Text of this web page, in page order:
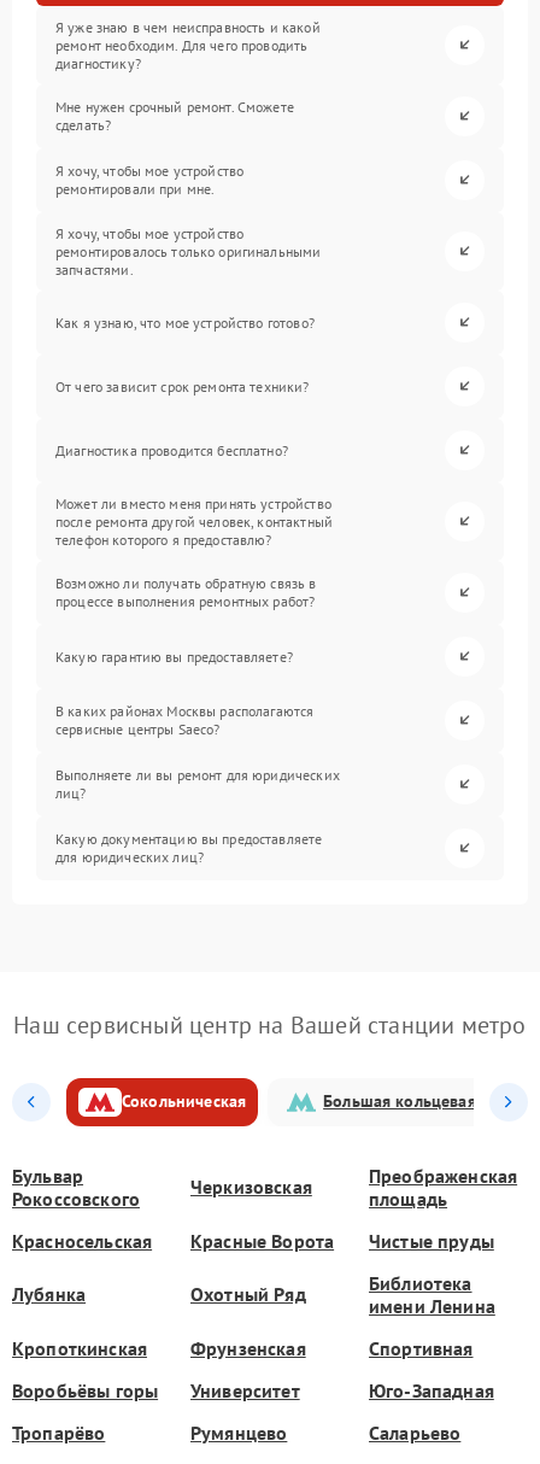
Я уже знаю в чем неисправность и какой
ремонт необходим. Для чего проводить
диагностику?
Мне нужен срочный ремонт. Сможете
сделать?
Я хочу, чтобы мое устройство
ремонтировали при мне.
Я хочу, чтобы мое устройство
ремонтировалось только оригинальными
запчастями.
Как я узнаю, что мое устройство готово?
От чего зависит срок ремонта техники?
Диагностика проводится бесплатно?
Может ли вместо меня принять устройство
после ремонта другой человек, контактный
телефон которого я предоставлю?
Возможно ли получать обратную связь в
процессе выполнения ремонтных работ?
Какую гарантию вы предоставляете?
В каких районах Москвы располагаются
сервисные центры Saeco?
Выполняете ли вы ремонт для юридических
лиц?
Какую документацию вы предоставляете
для юридических лиц?
Наш сервисный центр на Вашей станции метро
Сокольническая Большая кольцевая
Бульвар
Рокоссовского
Черкизовская
Преображенская
площадь
Красносельская
Красные Ворота Чистые пруды
Лубянка Охотный Ряд
Библиотека
имени Ленина
Кропоткинская
Фрунзенская
Спортивная
Воробьёвы горы
Университет
Юго-Западная
Тропарёво
Румянцево
Саларьево